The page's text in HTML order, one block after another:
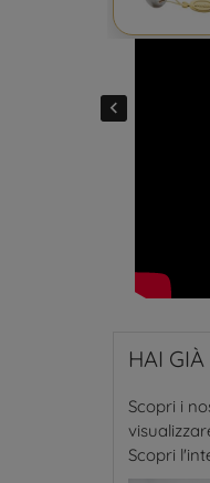

HAI
Scopri i
Scopri